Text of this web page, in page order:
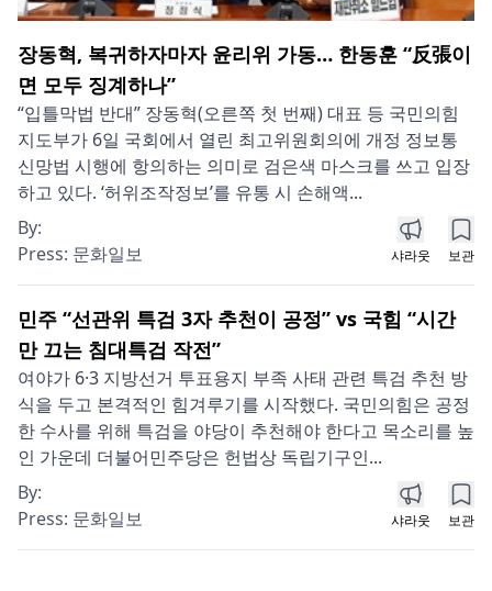
장동혁, 복귀하자마자 윤리위 가동… 한동훈 “反張이
면 모두 징계하나”
“입틀막법 반대” 장동혁(오른쪽 첫 번째) 대표 등 국민의힘
지도부가 6일 국회에서 열린 최고위원회의에 개정 정보통
신망법 시행에 항의하는 의미로 검은색 마스크를 쓰고 입장
하고 있다. ‘허위조작정보’를 유통 시 손해액...
By:
Press: 문화일보 샤라웃 보관
민주 “선관위 특검 3자 추천이 공정” vs 국힘 “시간
만 끄는 침대특검 작전”
여야가 6·3 지방선거 투표용지 부족 사태 관련 특검 추천 방
식을 두고 본격적인 힘겨루기를 시작했다. 국민의힘은 공정
한 수사를 위해 특검을 야당이 추천해야 한다고 목소리를 높
인 가운데 더불어민주당은 헌법상 독립기구인...
By:
Press: 문화일보 샤라웃 보관